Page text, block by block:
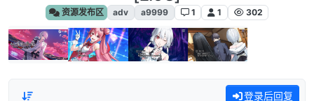
资源发布区 adv a9999 1 1 302
登录后回复